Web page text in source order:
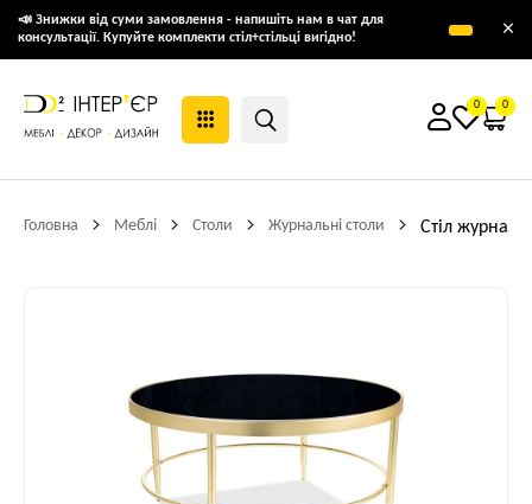
📣 Знижки від суми замовлення - напишіть нам в чат для
консультації. Купуйте комплекти стіл+стільці вигідно!
×
0 0
Головна Меблі Столи Журнальні столи Стіл